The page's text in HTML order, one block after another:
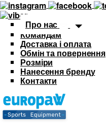
Про нас
Командам
Доставка і оплата
Обмін та повернення
Розміри
Нанесення бренду
Контакти